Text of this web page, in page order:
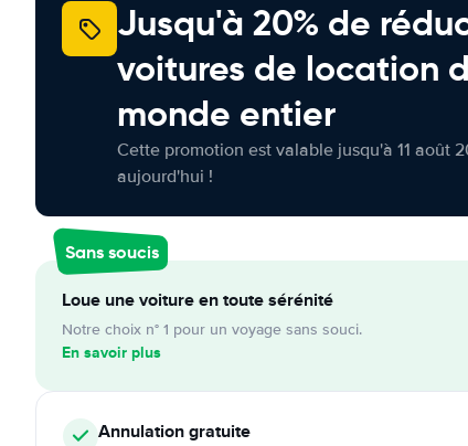
Jusqu'à 20% de
voitures de location
monde entier
Cette promotion est valable jusqu'à 11 août
aujourd'hui !
Sans soucis
Loue une voiture en toute sérénité
Notre choix n° 1 pour un voyage sans souci.
En savoir plus
Annulationgratuite